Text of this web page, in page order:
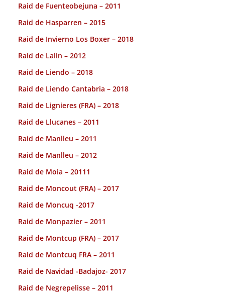
Raid de Fuenteobejuna – 2011
Raid de Hasparren – 2015
Raid de Invierno Los Boxer – 2018
Raid de Lalin – 2012
Raid de Liendo – 2018
Raid de Liendo Cantabria – 2018
Raid de Lignieres (FRA) – 2018
Raid de Llucanes – 2011
Raid de Manlleu – 2011
Raid de Manlleu – 2012
Raid de Moia – 20111
Raid de Moncout (FRA) – 2017
Raid de Moncuq -2017
Raid de Monpazier – 2011
Raid de Montcup (FRA) – 2017
Raid de Montcuq FRA – 2011
Raid de Navidad -Badajoz- 2017
Raid de Negrepelisse – 2011